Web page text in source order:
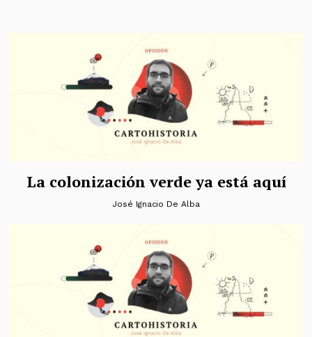
La colonización verde ya está aquí
José Ignacio De Alba